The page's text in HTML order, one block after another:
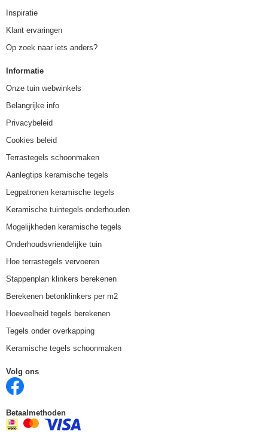
Inspiratie
Klant ervaringen
Op zoek naar iets anders?
Informatie
Onze tuin webwinkels
Belangrijke info
Privacybeleid
Cookies beleid
Terrastegels schoonmaken
Aanlegtips keramische tegels
Legpatronen keramische tegels
Keramische tuintegels onderhouden
Mogelijkheden keramische tegels
Onderhoudsvriendelijke tuin
Hoe terrastegels vervoeren
Stappenplan klinkers berekenen
Berekenen betonklinkers per m2
Hoeveelheid tegels berekenen
Tegels onder overkapping
Keramische tegels schoonmaken
Volg ons
Betaalmethoden